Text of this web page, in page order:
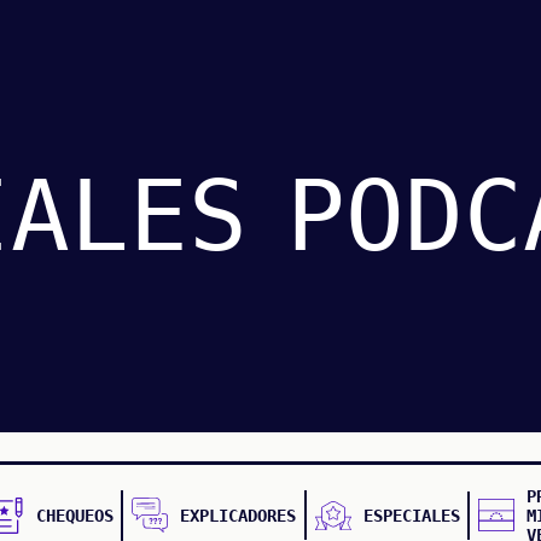
CHEQUEOS EXPLICADORES ESPECIALES